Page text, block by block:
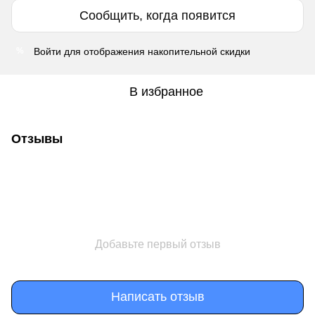
Сообщить, когда появится
Войти для отображения накопительной скидки
В избранное
Отзывы
Добавьте первый отзыв
Написать отзыв